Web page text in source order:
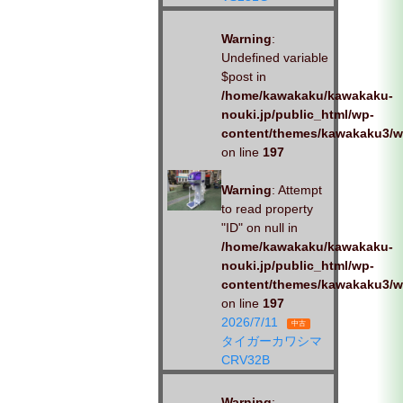
Warning:
Undefined variable
$post in
/home/kawakaku/kawakaku-
nouki.jp/public_html/wp-
content/themes/kawakaku3/
on line 197
Warning: Attempt
to read property
"ID" on null in
/home/kawakaku/kawakaku-
nouki.jp/public_html/wp-
content/themes/kawakaku3/
on line 197
2026/7/11
中古
タイガーカワシマ
CRV32B